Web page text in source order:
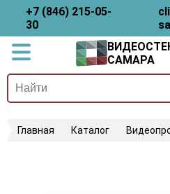
+7 (846) 215-05-
30
САМАРА
Главная Каталог